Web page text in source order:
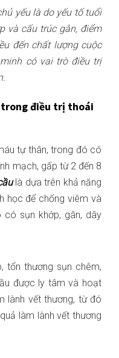
yếu là do yếu tố tuổi
và cấu trúc gân, điểm
đến chất lượng cuộc
có vai trò điều trị
điều trị thoái
tự thân, trong đó có
mạch, gấp từ 2 đến 8
là dựa trên khả năng
học để chống viêm và
sụn khớp, gân, dây
tổn thương sụn chêm,
được ly tâm và hoạt
lành vết thương, từ đó
làm lành vết thương